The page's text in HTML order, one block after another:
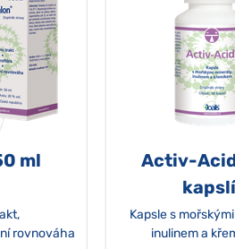
ml
rovnováha
Activ-
kapslí
Kapsle s
inulinem a